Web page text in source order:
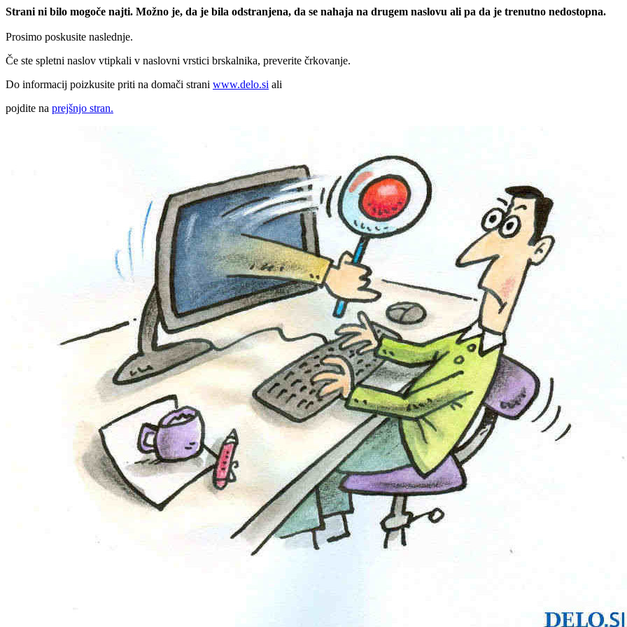
Strani ni bilo mogoče najti. Možno je, da je bila odstranjena, da se nahaja na drugem naslovu ali pa da je trenutno nedostopna.
Prosimo poskusite naslednje.
Če ste spletni naslov vtipkali v naslovni vrstici brskalnika, preverite črkovanje.
Do informacij poizkusite priti na domači strani www.delo.si ali
pojdite na prejšnjo stran.